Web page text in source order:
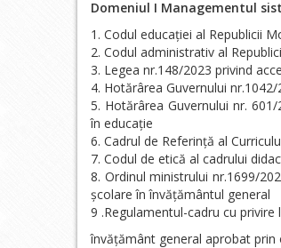
Domeniul I Managementul
Codul educației al Republicii
Codul administrativ al
Legea nr.148/2023 privind
Hotărârea Guvernului
Hotărârea Guvernului nr.
în educație
Cadrul de Referință al
Codul de etică al cadrului
Ordinul ministrului nr.1699/
școlare în învățământul general
9 .Regulamentul-cadru cu
învățământ general aprobat